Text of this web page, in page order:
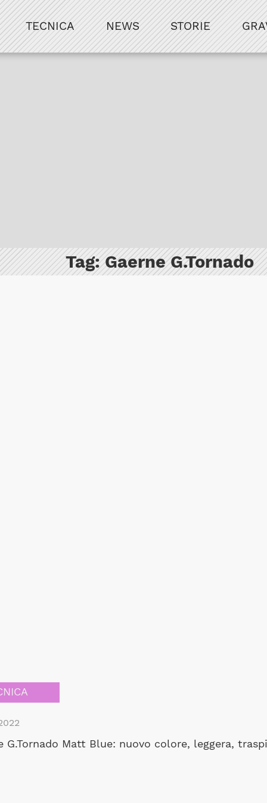
TECNICA NEWS STORIE
Tag:Gaerne G.Tornado
G.Tornado Matt Blue: nuovo colore, leggera,